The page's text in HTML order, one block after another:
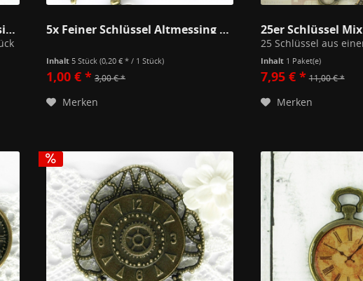
10 Anhänger Uhr Mini Altmessing 18mm 5x Feiner Schlüssel Altmessing 40mm
Inhalt 5 Stück(0,20 € * / 1 Stück)
1,00 € * 3,00 € *
Merken
25er Schlüssel Mix
Inhalt 1 Paket(e)
7,95 € * 11,00 € *
Merken